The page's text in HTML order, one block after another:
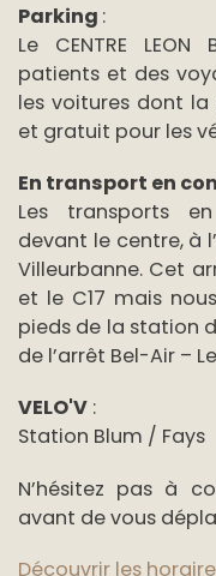
Parking :
Le CENTRE
patients et des
les voitures dont
et gratuit pour les
En transport en
Les transports
devant le centre, à
Villeurbanne. Cet
et le C17 mais
pieds de la station
de l’arrêt Bel-Air –
VELO'V :
Station Blum / Fays
N’hésitez pas à
avant de vous
Découvrir les